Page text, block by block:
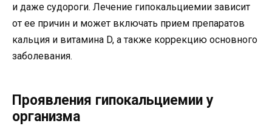
и даже судороги. Лечение гипокальциемии зависит
от ее причин и может включать прием препаратов
кальция и витамина D, а также коррекцию основного
заболевания.
Проявления гипокальциемии у
организма